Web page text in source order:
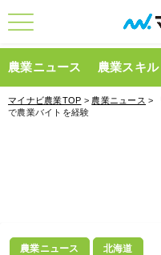
農業ニュース 農業スキル
マイナビ農業TOP > 農業ニュース >
で農業バイトを経験
農業ニュース 北海道